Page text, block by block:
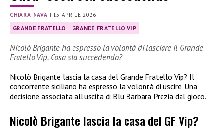
CHIARA NAVA | 15 APRILE 2026
GRANDE FRATELLO GRANDE FRATELLO VIP
Nicolò Brigante ha espresso la volontà di lasciare il Grande
Fratello Vip. Cosa sta succedendo?
Nicolò Brigante lascia la casa del Grande Fratello Vip? Il
concorrente siciliano ha espresso la volontà di uscire. Una
decisione associata all’uscita di Blu Barbara Prezia dal gioco.
Nicolò Brigante lascia la casa del GF Vip?